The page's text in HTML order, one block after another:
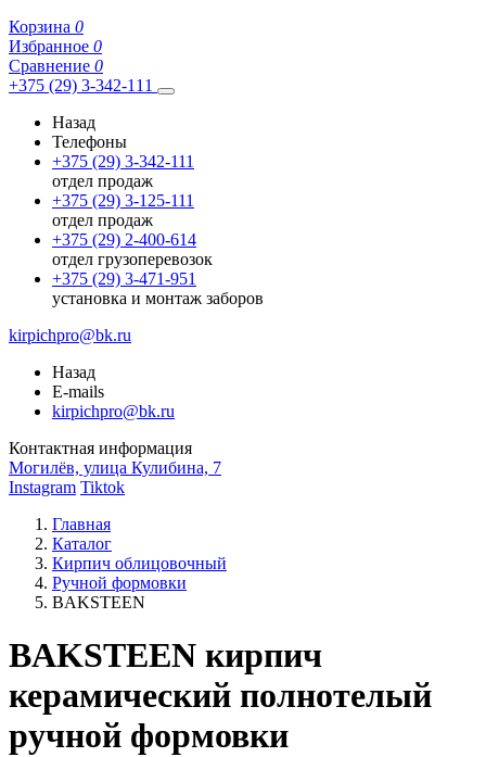
Корзина 0
Избранное 0
Сравнение 0
+375 (29) 3-342-111
Назад
Телефоны
+375 (29) 3-342-111
отдел продаж
+375 (29) 3-125-111
отдел продаж
+375 (29) 2-400-614
отдел грузоперевозок
+375 (29) 3-471-951
установка и монтаж заборов
kirpichpro@bk.ru
Назад
E-mails
kirpichpro@bk.ru
Контактная информация
Могилёв, улица Кулибина, 7
Instagram Tiktok
Главная
Каталог
Кирпич облицовочный
Ручной формовки
BAKSTEEN
BAKSTEEN кирпич
керамический полнотелый
ручной формовки